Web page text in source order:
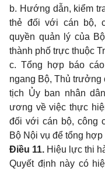
b. Hướng dẫn, kiểm
thẻ đối với cán bộ,
quyền quản lý của
thành phố trực thuộc
c. Tổng hợp báo
ngang Bộ, Thủ trưởng
tịch Ủy ban nhân
ương về việc thực
đối với cán bộ, công
Bộ Nội vụ để tổng
Điều 11. Hiệu lực thi
Quyết định này có